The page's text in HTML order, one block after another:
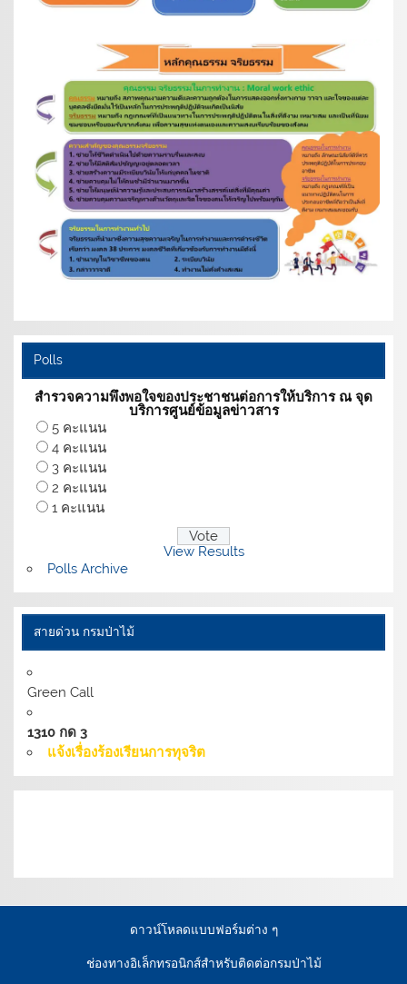
Polls
สำรวจความพึงพอใจของประชาชนต่อการให้บริการ ณ จุด
บริการศูนย์ข้อมูลข่าวสาร
5 คะแนน
4 คะแนน
3 คะแนน
2 คะแนน
1 คะแนน
View Results
Polls Archive
สายด่วน กรมป่าไม้
Green Call
1310 กด 3
แจ้งเรื่องร้องเรียนการทุจริต
ดาวน์โหลดแบบฟอร์มต่าง ๆ
ช่องทางอิเล็กทรอนิกส์สำหรับติดต่อกรมป่าไม้